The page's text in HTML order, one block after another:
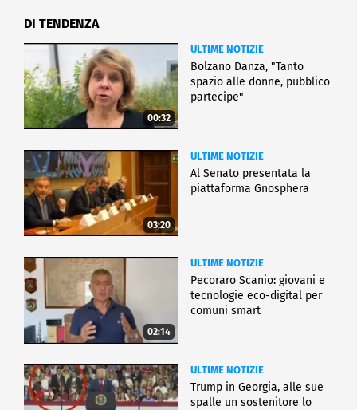
DI TENDENZA
00:32
ULTIME NOTIZIE
Bolzano Danza, "Tanto
spazio alle donne, pubblico
partecipe"
03:20
ULTIME NOTIZIE
Al Senato presentata la
piattaforma Gnosphera
02:14
ULTIME NOTIZIE
Pecoraro Scanio: giovani e
tecnologie eco-digital per
comuni smart
ULTIME NOTIZIE
Trump in Georgia, alle sue
spalle un sostenitore lo